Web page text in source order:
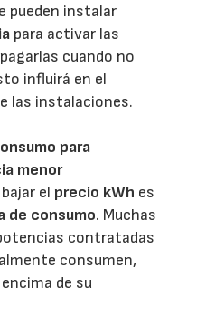
pueden instalar
para activar las
cuando no
influirá en el
las instalaciones.
para
menor
el precio kWh es
de consumo. Muchas
contratadas
consumen,
de su